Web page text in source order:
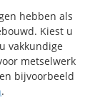
hebben als
Kiest u
vakkundige
metselwerk
bijvoorbeeld
.